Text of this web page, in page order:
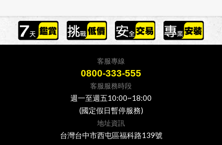
客服專線
0800-333-555
客服服務時段
週一至週五10:00~18:00
(國定假日暫停服務)
地址資訊
台灣台中市西屯區福科路139號